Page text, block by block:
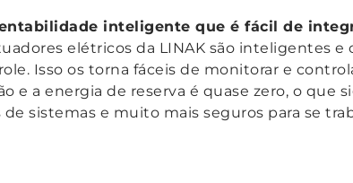
inteligente que é fácil de
elétricos da LINAK são inteligentes
Isso os torna fáceis de monitorar e
e a energia de reserva é quase zero, o
de sistemas e muito mais seguros para se